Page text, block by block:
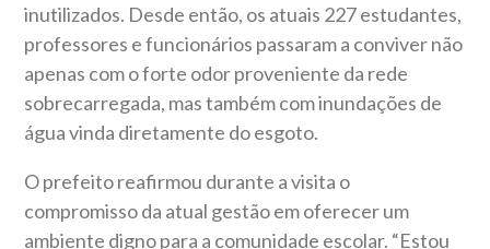
inutilizados. Desde então, os atuais 227 estudantes,
professores e funcionários passaram a conviver não
apenas com o forte odor proveniente da rede
sobrecarregada, mas também com inundações de
água vinda diretamente do esgoto.
O prefeito reafirmou durante a visita o
compromisso da atual gestão em oferecer um
ambiente digno para a comunidade escolar. “Estou